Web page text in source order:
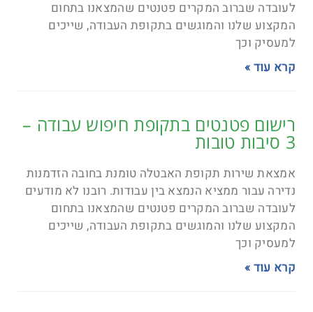
לעובדה שברוב המקרים פטנטים שהמצאנו בתחום
המקצוע שלנו והמוגשים בתקופת העבודה, שייכים
למעסיק וכך
קרא עוד »
רישום פטנטים בתקופת חיפוש עבודה –
3 סיבות טובות
אמצאת שירות תקופת האבטלה טומנת בחובה הזדמנות
נדירה עבור ממציא הנמצא בין עבודות. רובנו לא מודעים
לעובדה שברוב המקרים פטנטים שהמצאנו בתחום
המקצוע שלנו והמוגשים בתקופת העבודה, שייכים
למעסיק וכך
קרא עוד »